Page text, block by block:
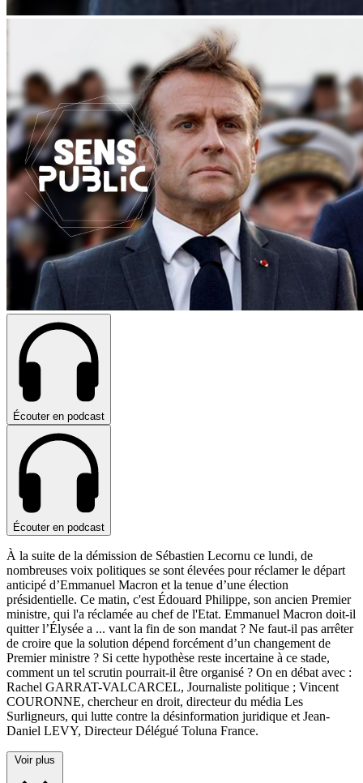
Écouter en podcast
Écouter en podcast
À la suite de la démission de Sébastien Lecornu ce lundi, de
nombreuses voix politiques se sont élevées pour réclamer le départ
anticipé d’Emmanuel Macron et la tenue d’une élection
présidentielle. Ce matin, c'est Édouard Philippe, son ancien Premier
ministre, qui l'a réclamée au chef de l'Etat. Emmanuel Macron doit-il
quitter l’Élysée a ... vant la fin de son mandat ? Ne faut-il pas arrêter
de croire que la solution dépend forcément d’un changement de
Premier ministre ? Si cette hypothèse reste incertaine à ce stade,
comment un tel scrutin pourrait-il être organisé ? On en débat avec :
Rachel GARRAT-VALCARCEL, Journaliste politique ; Vincent
COURONNE, chercheur en droit, directeur du média Les
Surligneurs, qui lutte contre la désinformation juridique et Jean-
Daniel LEVY, Directeur Délégué Toluna France.
Voir plus